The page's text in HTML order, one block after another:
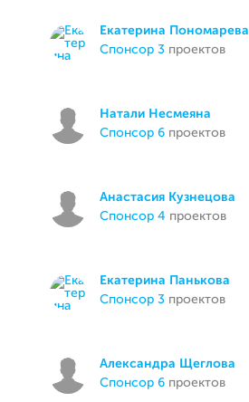
Екатерина Пономарева
спонсор 3 проектов
Натали Несмеяна
спонсор 6 проектов
Анастасия Кузнецова
спонсор 4 проектов
Екатерина Панькова
спонсор 3 проектов
Александра Щеглова
спонсор 6 проектов